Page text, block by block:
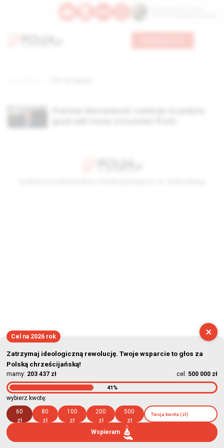
×
Cel na 2026 rok
Zatrzymaj ideologiczną rewolucję. Twoje wsparcie to głos za
Polską chrześcijańską!
mamy: 203 437 zł cel: 500 000 zł
41%
wybierz kwotę:
60
zł
80
zł
100
zł
200
zł
500
zł
Wspieram